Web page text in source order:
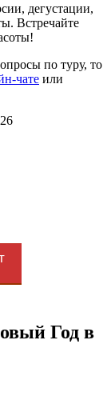
дегустации,
Встречайте
по туру, то
чате или
Год в